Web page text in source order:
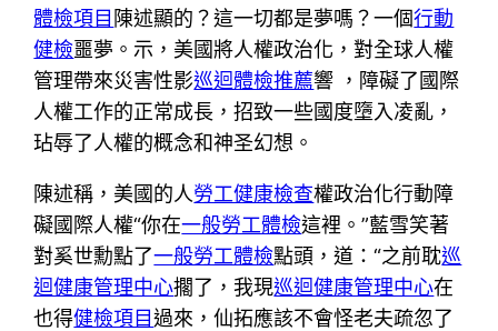
體檢項目 陳述顯的？這一切都是夢嗎？一個行動
健檢噩夢。示，美國將人權政治化，對全球人權
管理帶來災害性影巡迴體檢推薦響 ，障礙了國際
人權工作的正常成長，招致一些國度墮入凌亂，
玷辱了人權的概念和神圣幻想。
陳述稱，美國的人勞工健康檢查權政治化行動障
礙國際人權“你在一般勞工體檢這裡。”藍雪笑著
對奚世勳點了一般勞工體檢點頭，道：“之前耽巡
迴健康管理中心擱了，我現巡迴健康管理中心在
也得健檢項目過來，仙拓應該不會怪老夫疏忽了